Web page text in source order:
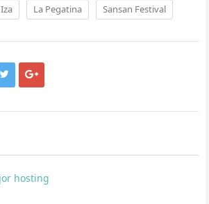
Iza La Pegatina Sansan Festival